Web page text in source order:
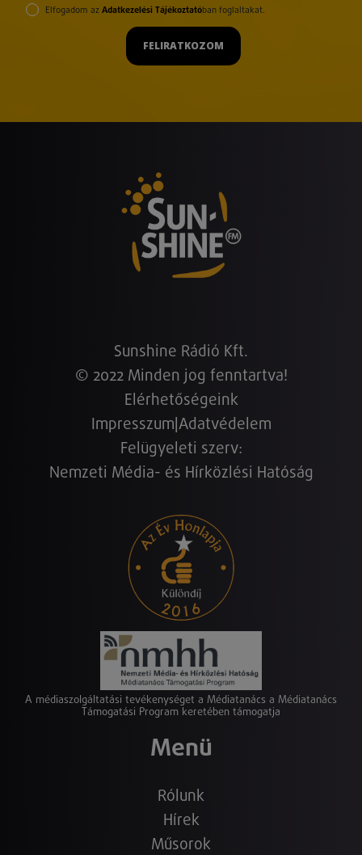
Elfogadom az Adatkezelési Tájékoztatóban foglaltakat.
FELIRATKOZOM
Sunshine Rádió Kft.
© 2022 Minden jog fenntartva!
Elérhetőségeink
Impresszum Adatvédelem
Felügyeleti szerv:
Nemzeti Média- és Hírközlési Hatóság
A médiaszolgáltatási tevékenységet a Médiatanács a Médiatanács
Támogatási Program keretében támogatja
Menü
Rólunk
Hírek
Műsorok